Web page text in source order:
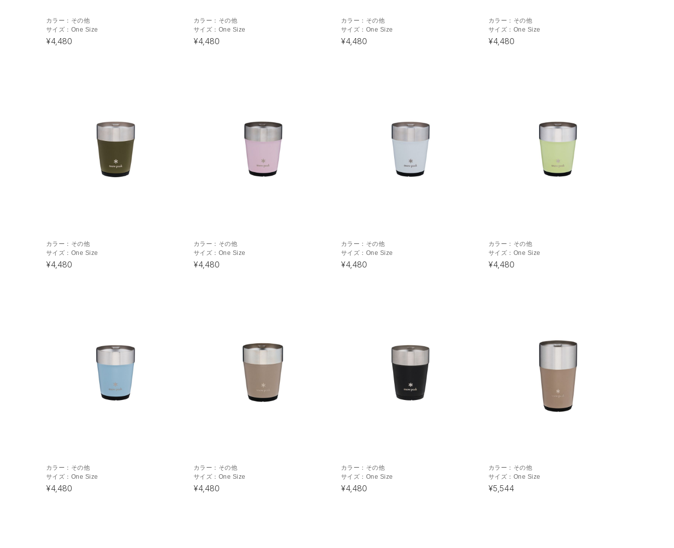
カラー： その他
サイズ： One Size
¥4,480
カラー： その他
サイズ： One Size
¥4,480
カラー： その他
サイズ： One Size
¥4,480
カラー： その他
サイズ： One Size
¥4,480
カラー： その他
サイズ： One Size
¥4,480
カラー： その他
サイズ： One Size
¥4,480
カラー： その他
サイズ： One Size
¥4,480
カラー： その他
サイズ： One Size
¥4,480
カラー： その他
サイズ： One Size
¥4,480
カラー： その他
サイズ： One Size
¥4,480
カラー： その他
サイズ： One Size
¥4,480
カラー： その他
サイズ： One Size
¥5,544